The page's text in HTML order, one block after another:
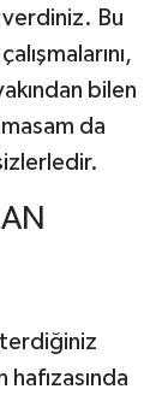
verdiniz. Bu
bilen
da